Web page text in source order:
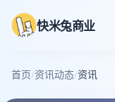
快米兔商业
首页/资讯动态/资讯